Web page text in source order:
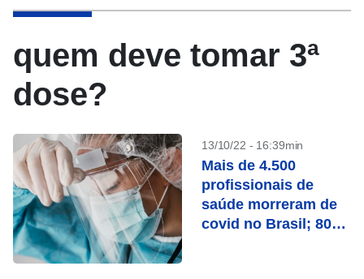
quem deve tomar 3ª
dose?
13/10/22 - 16:39min
Mais de 4.500
profissionais de
saúde morreram de
covid no Brasil; 80%